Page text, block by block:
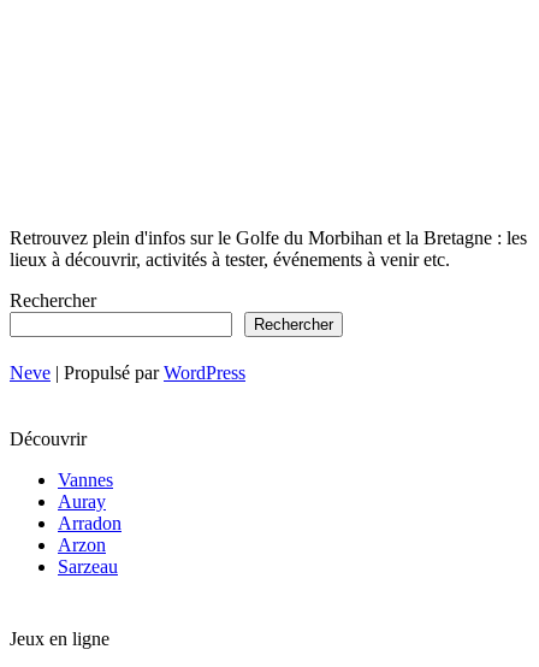
Retrouvez plein d'infos sur le Golfe du Morbihan et la Bretagne : les
lieux à découvrir, activités à tester, événements à venir etc.
Rechercher
Rechercher
Neve | Propulsé parWordPress
Découvrir
Vannes
Auray
Arradon
Arzon
Sarzeau
Jeux en ligne